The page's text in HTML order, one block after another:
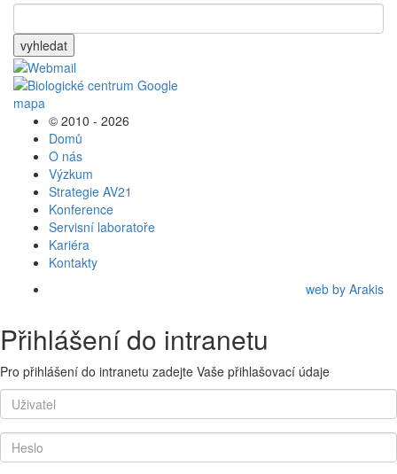
vyhledat
© 2010 - 2026
Domů
O nás
Výzkum
Strategie AV21
Konference
Servisní laboratoře
Kariéra
Kontakty
web by Arakis
Přihlášení do intranetu
Pro přihlášení do intranetu zadejte Vaše přihlašovací údaje